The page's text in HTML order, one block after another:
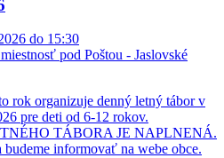
do 15:30
pod Poštou - Jaslovské
rok organizuje denný letný tábor v
pre deti od 6-12 rokov.
TÁBORA JE NAPLNENÁ.
informovať na webe obce.